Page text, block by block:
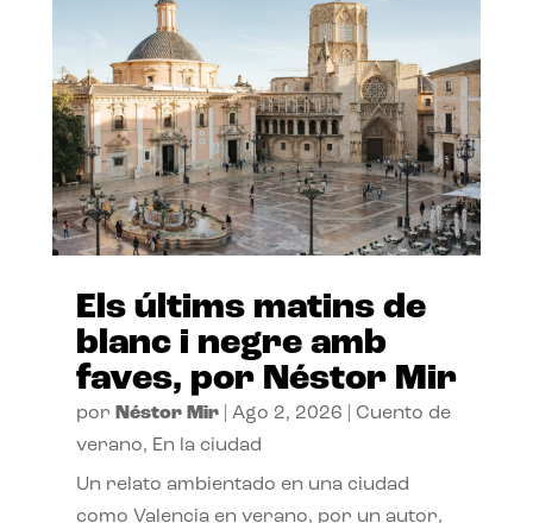
Els últims matins de
blanc i negre amb
faves, por Néstor Mir
por Néstor Mir| Ago 2, 2026
Cuento de
verano, En la ciudad
Un relato ambientado en una ciudad
como Valencia en verano, por un autor,